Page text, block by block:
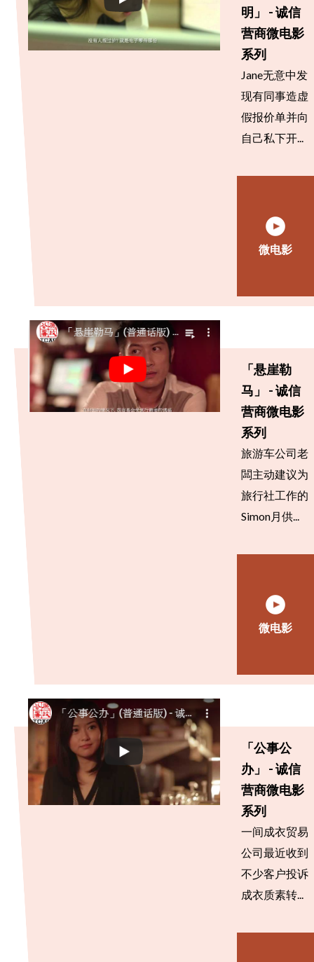
明」 - 诚信
营商微电影
系列
Jane无意中发
现有同事造虚
假报价单并向
自己私下开...
微电影
「悬崖勒
马」 - 诚信
营商微电影
系列
旅游车公司老
闆主动建议为
旅行社工作的
Simon月供...
微电影
「公事公
办」 - 诚信
营商微电影
系列
一间成衣贸易
公司最近收到
不少客户投诉
成衣质素转...